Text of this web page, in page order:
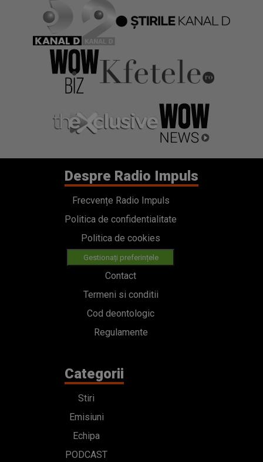
Despre Radio Impuls
Frecvențe Radio Impuls
Politica de confidentialitate
Politica de cookies
Gestionați preferințele
Contact
Termeni si conditii
Cod deontologic
Regulamente
Categorii
Stiri
Emisiuni
Echipa
PODCAST